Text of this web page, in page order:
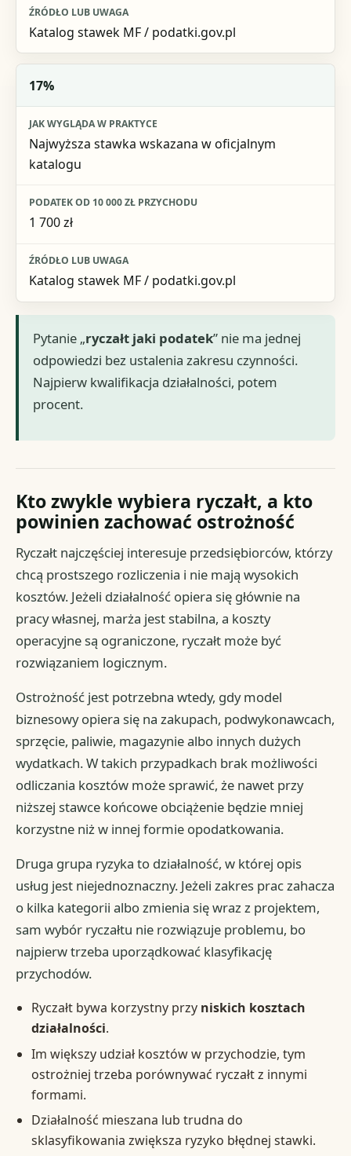
Katalog stawek MF / podatki.gov.pl
17%
Najwyższa stawka wskazana w oficjalnym
katalogu
1 700 zł
Katalog stawek MF / podatki.gov.pl
Pytanie „ryczałt jaki podatek” nie ma jednej
odpowiedzi bez ustalenia zakresu czynności.
Najpierw kwalifikacja działalności, potem
procent.
Kto zwykle wybiera ryczałt, a kto
powinien zachować ostrożność
Ryczałt najczęściej interesuje przedsiębiorców, którzy
chcą prostszego rozliczenia i nie mają wysokich
kosztów. Jeżeli działalność opiera się głównie na
pracy własnej, marża jest stabilna, a koszty
operacyjne są ograniczone, ryczałt może być
rozwiązaniem logicznym.
Ostrożność jest potrzebna wtedy, gdy model
biznesowy opiera się na zakupach, podwykonawcach,
sprzęcie, paliwie, magazynie albo innych dużych
wydatkach. W takich przypadkach brak możliwości
odliczania kosztów może sprawić, że nawet przy
niższej stawce końcowe obciążenie będzie mniej
korzystne niż w innej formie opodatkowania.
Druga grupa ryzyka to działalność, w której opis
usług jest niejednoznaczny. Jeżeli zakres prac zahacza
o kilka kategorii albo zmienia się wraz z projektem,
sam wybór ryczałtu nie rozwiązuje problemu, bo
najpierw trzeba uporządkować klasyfikację
przychodów.
Ryczałt bywa korzystny przy niskich kosztach
działalności.
Im większy udział kosztów w przychodzie, tym
ostrożniej trzeba porównywać ryczałt z innymi
formami.
Działalność mieszana lub trudna do
sklasyfikowania zwiększa ryzyko błędnej stawki.